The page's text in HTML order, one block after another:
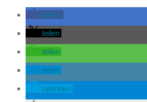
teilen
teilen
teilen
teilen
spenden